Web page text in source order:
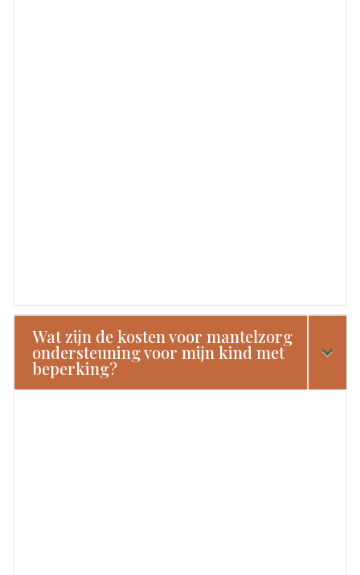
Wat zijn de kosten voor mantelzorg
ondersteuning voor mijn kind met
beperking?